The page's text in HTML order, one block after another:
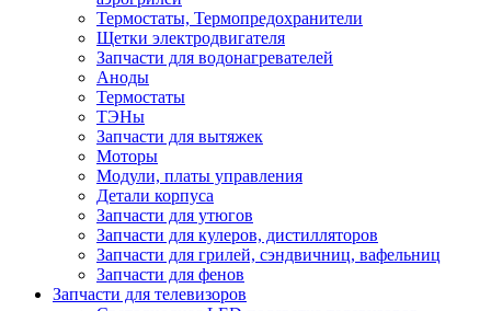
Термостаты, Термопредохранители
Щетки электродвигателя
Запчасти для водонагревателей
Аноды
Термостаты
ТЭНы
Запчасти для вытяжек
Моторы
Модули, платы управления
Детали корпуса
Запчасти для утюгов
Запчасти для кулеров, дистилляторов
Запчасти для грилей, сэндвичниц, вафельниц
Запчасти для фенов
Запчасти для телевизоров